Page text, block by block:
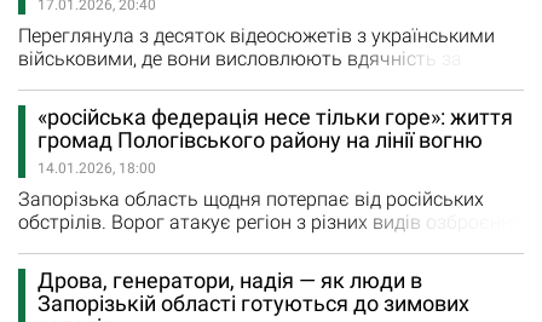
морози й російські снаряди нищівні й…
17.01.2026, 20:40
Переглянула з десяток відеосюжетів з українськими
військовими, де вони висловлюють вдячність за
нашому земляку. Він родом з Оріхова. Йому 28 років,
магістр права, працює у ІТ компанії. Поспілкувалася з
молодим чоловіком і розпитала про волонтерську
діяльність. Виявляється, їхня сім’я почала займатися
волонтерством з Євромайдану,…
«російська федерація несе тільки горе»: життя
громад Пологівського району на лінії вогню
14.01.2026, 18:00
Запорізька область щодня потерпає від російських
обстрілів. Ворог атакує регіон з різних видів озброєння
артилерії. Найбільше страждають прифронтові
громади, де цивільна інфраструктура руйнується, а
люди змушені жити під постійною загрозою та
Дрова, генератори, надія — як люди в
Запорізькій області готуються до зимових